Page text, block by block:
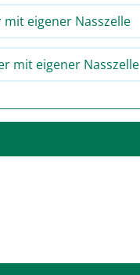
mit eigener Nasszelle
mit eigener Nasszelle